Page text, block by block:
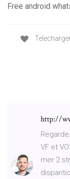
Free android
http://
VF et
mer 2